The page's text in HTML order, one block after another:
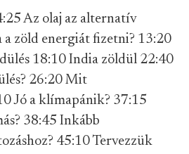
Az olaj az alternatív
zöld energiát fizetni? 13:20
18:10 India zöldül 22:40
26:20 Mit
Jó a klímapánik? 37:15
38:45 Inkább
45:10 Tervezzük